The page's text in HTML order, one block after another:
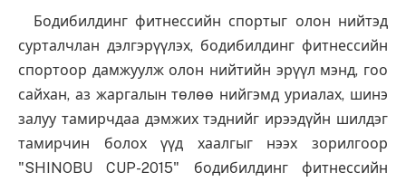
Бодибилдинг фитнессийн спортыг олон нийтэд
сурталчлан дэлгэрүүлэх, бодибилдинг фитнессийн
спортоор дамжуулж олон нийтийн эрүүл мэнд, гоо
сайхан, аз жаргалын төлөө нийгэмд уриалах, шинэ
залуу тамирчдаа дэмжих тэднийг ирээдүйн шилдэг
тамирчин болох үүд хаалгыг нээх зорилгоор
"SHINOBU CUP-2015" бодибилдинг фитнессийн